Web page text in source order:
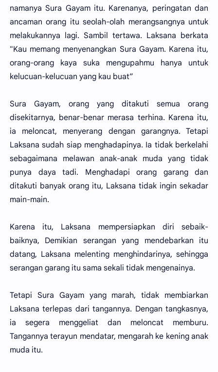
namanya Sura Gayam itu. Karenanya, peringatan dan
ancaman orang itu seolah-olah merangsangnya untuk
melakukannya lagi. Sambil tertawa. Laksana berkata
"Kau memang menyenangkan Sura Gayam. Karena itu,
orang-orang kaya suka mengupahmu hanya untuk
kelucuan-kelucuan yang kau buat”
Sura Gayam, orang yang ditakuti semua orang
disekitarnya, benar-benar merasa terhina. Karena itu,
ia meloncat, menyerang dengan garangnya. Tetapi
Laksana sudah siap menghadapinya. Ia tidak berkelahi
sebagaimana melawan anak-anak muda yang tidak
punya daya tadi. Menghadapi orang garang dan
ditakuti banyak orang itu, Laksana tidak ingin sekadar
main-main.
Karena itu, Laksana mempersiapkan diri sebaik-
baiknya, Demikian serangan yang mendebarkan itu
datang, Laksana melenting menghindarinya, sehingga
serangan garang itu sama sekali tidak mengenainya.
Tetapi Sura Gayam yang marah, tidak membiarkan
Laksana terlepas dari tangannya. Dengan tangkasnya,
ia segera menggeliat dan meloncat memburu.
Tangannya terayun mendatar, mengarah ke kening anak
muda itu.